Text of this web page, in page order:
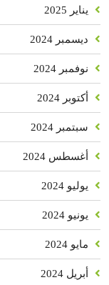
يناير 2025
ديسمبر 2024
نوفمبر 2024
أكتوبر 2024
سبتمبر 2024
أغسطس 2024
يوليو 2024
يونيو 2024
مايو 2024
أبريل 2024